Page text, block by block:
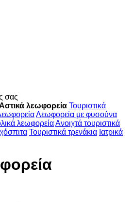
σας
λεωφορεία Τουριστικά
Λεωφορεία με φυσούνα
λεωφορείαΑνοιχτά τουριστικά
Τουριστικά τρενάκια Ιατρικά